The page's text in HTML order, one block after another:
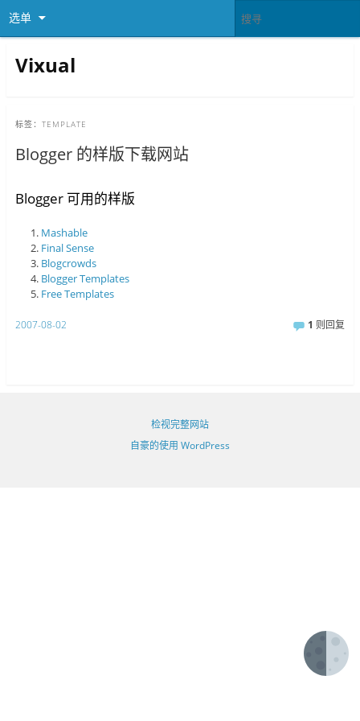
选单
Vixual
标签： TEMPLATE
Blogger 的样版下载网站
Blogger 可用的样版
Mashable
Final Sense
Blogcrowds
Blogger Templates
Free Templates
2007-08-02 1 则回复
检视完整网站
自豪的使用 WordPress